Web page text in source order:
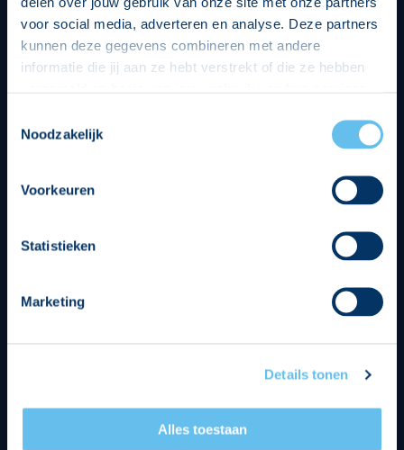
voor social media, adverteren en analyse. Deze partners
kunnen deze gegevens combineren met andere
informatie die jij aan ze hebt verstrekt of die ze hebben
op een veilige en integere wijze. Je kunt je toestemming
beheren op de privacy- en cookieverklaring pagina.
Noodzakelijk
Voorkeuren
Statistieken
Marketing
Details tonen
Alles toestaan
Hoofdsponsor
Strategisch partners